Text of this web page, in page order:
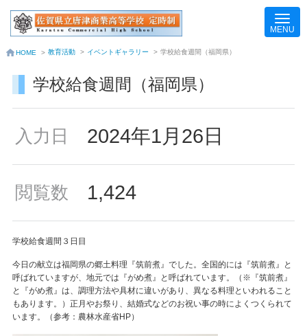
HOME > 教育活動 > イベントギャラリー > 学校給食週間（福岡県）
学校給食週間（福岡県）
入力日 2024年1月26日
閲覧数 1,424
学校給食週間３日目
今日の献立は福岡県の郷土料理『筑前煮』でした。全国的には『筑前煮』と
呼ばれていますが、地元では『がめ煮』と呼ばれています。（※『筑前煮』
と『がめ煮』は、調理方法や具材に違いがあり、異なる料理といわれること
もあります。）正月やお祭り、結婚式などのお祝い事の時によくつくられて
います。（参考：農林水産省HP）